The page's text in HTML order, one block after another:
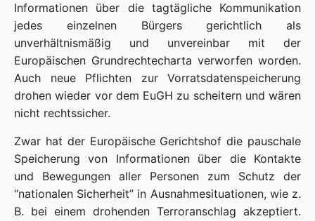
Informationen über die tagtägliche Kommunikation
jedes einzelnen Bürgers gerichtlich als
unverhältnismäßig und unvereinbar mit der
Europäischen Grundrechtecharta verworfen worden.
Auch neue Pflichten zur Vorratsdatenspeicherung
drohen wieder vor dem EuGH zu scheitern und wären
nicht rechtssicher.
Zwar hat der Europäische Gerichtshof die pauschale
Speicherung von Informationen über die Kontakte
und Bewegungen aller Personen zum Schutz der
“nationalen Sicherheit” in Ausnahmesituationen, wie z.
B. bei einem drohenden Terroranschlag akzeptiert.